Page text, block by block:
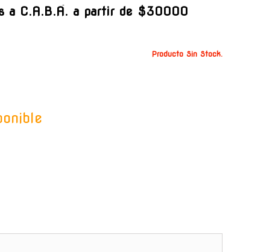
-
a C.A.B.A. a partir de $30000
Producto Sin Stock.